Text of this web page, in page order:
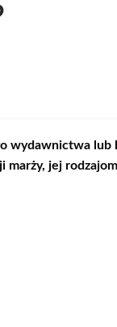
wydawnictwa lub
jej